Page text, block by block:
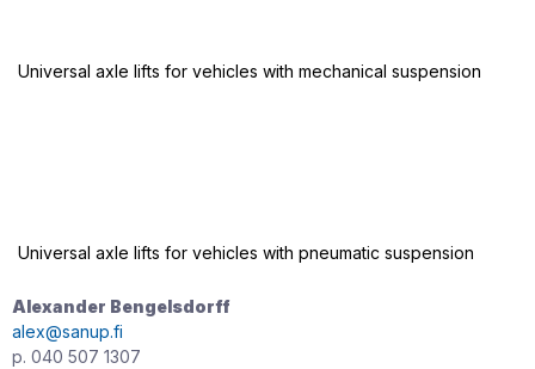
Universal axle lifts for vehicles with mechanical suspension
Universal axle lifts for vehicles with pneumatic suspension
Alexander Bengelsdorff
alex@sanup.fi
p. 040 507 1307